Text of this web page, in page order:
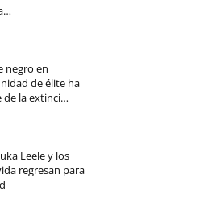
negro en
de élite ha
de la extinci…
Leele y los
regresan para